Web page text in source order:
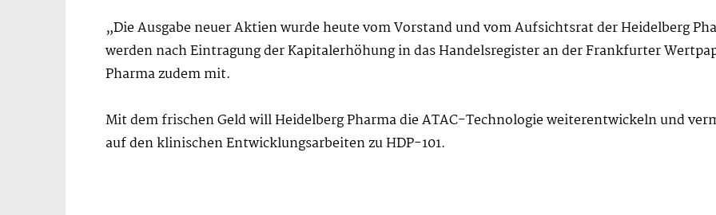
„Die Ausgabe neuer Aktien wurde heute vom Vorstand und vom Aufsichtsrat der Heidelberg
werden nach Eintragung der Kapitalerhöhung in das Handelsregister an der Frankfurter
Pharma zudem mit.
Mit dem frischen Geld will Heidelberg Pharma die ATAC-Technologie weiterentwickeln und
auf den klinischen Entwicklungsarbeiten zu HDP-101.